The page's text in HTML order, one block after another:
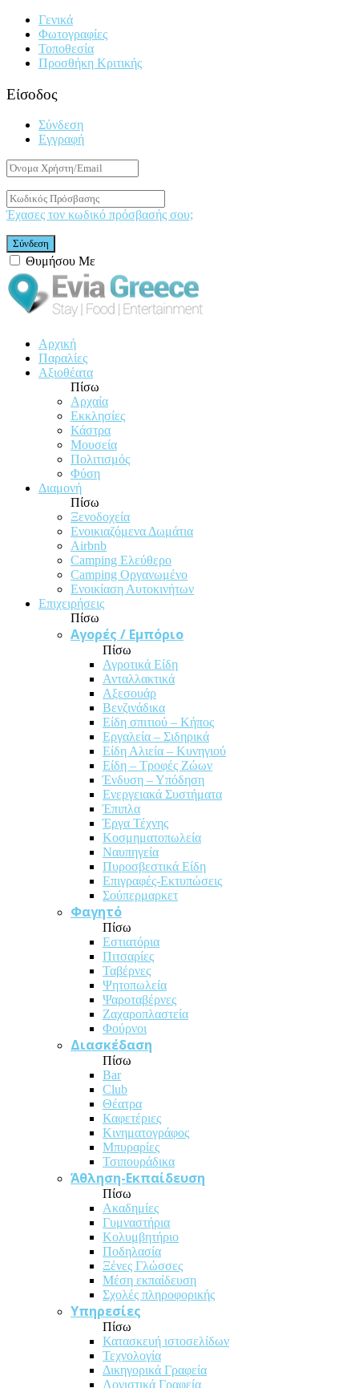
Γενικά
Φωτογραφίες
Τοποθεσία
Προσθήκη Κριτικής
Είσοδος
Σύνδεση
Εγγραφή
Έχασες τον κωδικό πρόσβασής σου;
Θυμήσου Με
Αρχική
Παραλίες
Αξιοθέατα
Πίσω
Αρχαία
Εκκλησίες
Κάστρα
Μουσεία
Πολιτισμός
Φύση
Διαμονή
Πίσω
Ξενοδοχεία
Ενοικιαζόμενα Δωμάτια
Airbnb
Camping Ελεύθερο
Camping Οργανωμένο
Ενοικίαση Αυτοκινήτων
Επιχειρήσεις
Πίσω
Αγορές / Εμπόριο
Πίσω
Αγροτικά Είδη
Ανταλλακτικά
Αξεσουάρ
Βενζινάδικα
Είδη σπιτιού – Κήπος
Εργαλεία – Σιδηρικά
Είδη Αλιεία – Κυνηγιού
Είδη – Τροφές Ζώων
Ένδυση – Υπόδηση
Ενεργειακά Συστήματα
Έπιπλα
Έργα Τέχνης
Κοσμηματοπωλεία
Ναυπηγεία
Πυροσβεστικά Είδη
Επιγραφές-Εκτυπώσεις
Σούπερμαρκετ
Φαγητό
Πίσω
Εστιατόρια
Πιτσαρίες
Ταβέρνες
Ψητοπωλεία
Ψαροταβέρνες
Ζαχαροπλαστεία
Φούρνοι
Διασκέδαση
Πίσω
Bar
Club
Θέατρα
Καφετέριες
Κινηματογράφος
Μπυραρίες
Τσιπουράδικα
Άθληση-Εκπαίδευση
Πίσω
Ακαδημίες
Γυμναστήρια
Κολυμβητήριο
Ποδηλασία
Ξένες Γλώσσες
Μέση εκπαίδευση
Σχολές πληροφορικής
Υπηρεσίες
Πίσω
Κατασκευή ιστοσελίδων
Τεχνολογία
Δικηγορικά Γραφεία
Λογιστικά Γραφεία